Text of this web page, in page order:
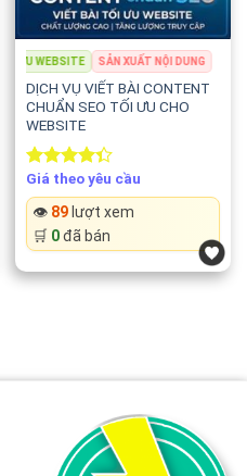
ƯU WEBSITE SẢN XUẤT NỘI DUNG
DỊCH VỤ VIẾT BÀI CONTENT
CHUẨN SEO TỐI ƯU CHO
WEBSITE
Rated
4.33out
of 5
Giá theo yêu cầu
👁️ 89lượt xem
🛒 0đã bán